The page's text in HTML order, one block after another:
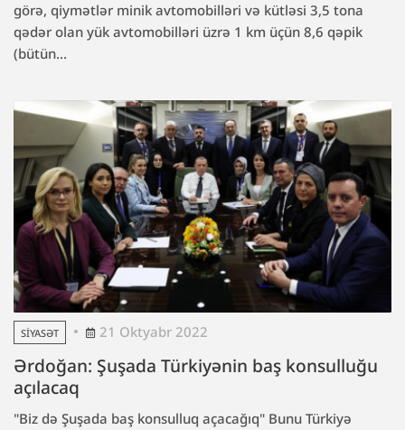
görə, qiymətlər minik avtomobilləri və kütləsi 3,5 tona
qədər olan yük avtomobilləri üzrə 1 km üçün 8,6 qəpik
(bütün...
SIYASƏT 21 Oktyabr 2022
Ərdoğan: Şuşada Türkiyənin baş konsulluğu
açılacaq
"Biz də Şuşada baş konsulluq açacağıq" Bunu Türkiyə